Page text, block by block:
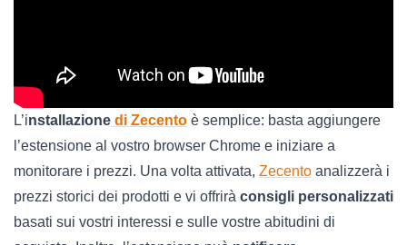
L’installazione di Zecento è semplice: basta aggiungere
l’estensione al vostro browser Chrome e iniziare a
monitorare i prezzi. Una volta attivata, Zecento analizzerà i
prezzi storici dei prodotti e vi offrirà consigli personalizzati
basati sui vostri interessi e sulle vostre abitudini di